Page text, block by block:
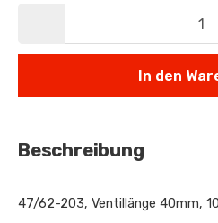
In den
Beschreibung
47/62-203, Ventillänge 40mm,